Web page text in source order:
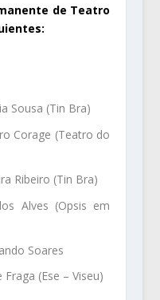
de Teatro
Sousa (Tin Bra)
Corage (Teatro do
Ribeiro (Tin Bra)
Alves (Opsis em
Soares
(Ese – Viseu)